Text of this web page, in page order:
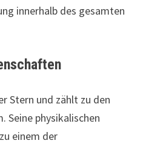
innerhalb des gesamten
Stern und zählt zu den
Seine physikalischen
einem der